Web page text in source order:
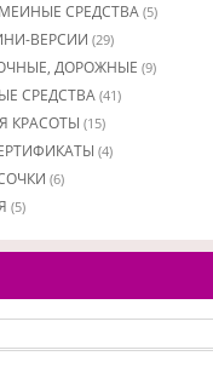
СРЕДСТВА (5)
ВЕРСИИ (29)
ДОРОЖНЫЕ (9)
СРЕДСТВА (41)
КРАСОТЫ (15)
(4)
(6)
(5)